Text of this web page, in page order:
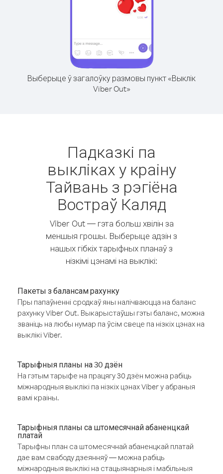
Выберыце ў загалоўку размовы пункт «Выклік
Viber Out»
Падказкі па
выкліках у краіну
Тайвань з рэгіёна
Востраў Каляд
Viber Out — гэта больш хвілін за
меншыя грошы. Выберыце адзін з
нашых гібкіх тарыфных планаў з
нізкімі цэнамі на выклікі:
Пакеты з балансам рахунку
Пры папаўненні сродкаў яны налічваюцца на баланс
рахунку Viber Out. Выкарыстаўшы гэты баланс, можна
званіць на любы нумар па ўсім свеце па нізкіх цэнах на
выклікі Viber.
Тарыфныя планы на 30 дзён
На гэтым тарыфе на працягу 30 дзён можна рабіць
міжнародныя выклікі па нізкіх цэнах Viber у абраныя
вамі краіны.
Тарыфныя планы са штомесячнай абаненцкай
платай
Тарыфны план са штомесячнай абаненцкай платай
дае вам свабоду дзеянняў — можна рабіць
міжнародныя выклікі на стацыянарныя і мабільныя